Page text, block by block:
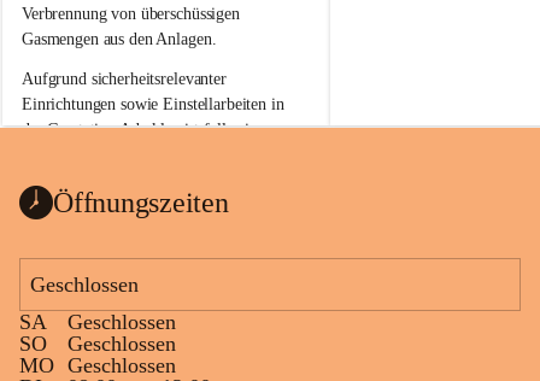
Verbrennung von überschüssigen
Gasmengen aus den Anlagen.
Aufgrund sicherheitsrelevanter
Einrichtungen sowie Einstellarbeiten in
der Gasstation Aderklaa ist fallweise
kommenden Tagen und Wochen wird
sein.
Die OMV Austria ist bemüht, für die
Bevölkerung ungewohnte, jedoch
technisch notwendige Betriebszustände so
kurz wie möglich zu halten.
Öffnungszeiten
Geschlossen
SA
Geschlossen
SO
Geschlossen
MO Geschlossen